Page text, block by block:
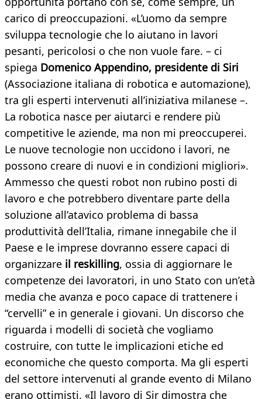
carico di preoccupazioni. «L’uomo da sempre
sviluppa tecnologie che lo aiutano in lavori
pesanti, pericolosi o che non vuole fare. – ci
spiega Domenico Appendino, presidente di Siri
(Associazione italiana di robotica e automazione),
tra gli esperti intervenuti all’iniziativa milanese –.
La robotica nasce per aiutarci e rendere più
competitive le aziende, ma non mi preoccuperei.
Le nuove tecnologie non uccidono i lavori, ne
possono creare di nuovi e in condizioni migliori».
Ammesso che questi robot non rubino posti di
lavoro e che potrebbero diventare parte della
soluzione all’atavico problema di bassa
produttività dell’Italia, rimane innegabile che il
Paese e le imprese dovranno essere capaci di
organizzare il reskilling, ossia di aggiornare le
competenze dei lavoratori, in uno Stato con un’età
media che avanza e poco capace di trattenere i
“cervelli” e in generale i giovani. Un discorso che
riguarda i modelli di società che vogliamo
costruire, con tutte le implicazioni etiche ed
economiche che questo comporta. Ma gli esperti
del settore intervenuti al grande evento di Milano
erano ottimisti. «Il lavoro di Sir dimostra che